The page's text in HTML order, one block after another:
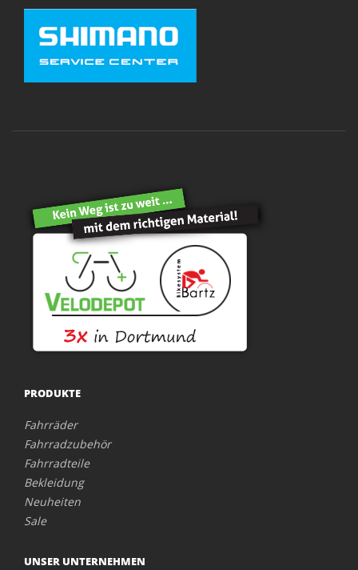
PRODUKTE
Fahrräder
Fahrradzubehör
Fahrradteile
Bekleidung
Neuheiten
Sale
UNSER UNTERNEHMEN